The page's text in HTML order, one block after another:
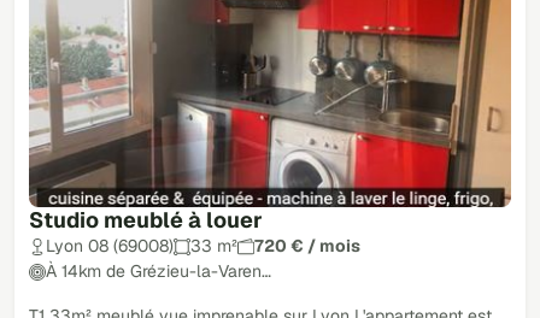
Studio meublé à louer
Lyon 08 (69008) 33 m²
720 € / mois
À 14km de Grézieu-la-Varen…